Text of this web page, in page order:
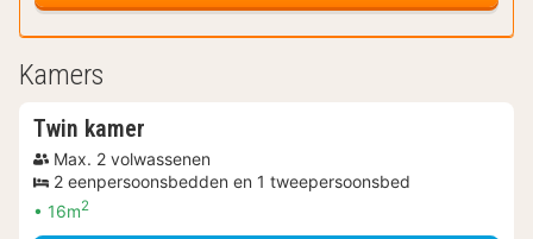
Kamers
Twin kamer
Max. 2 volwassenen
2 eenpersoonsbedden en 1 tweepersoonsbed
16m2